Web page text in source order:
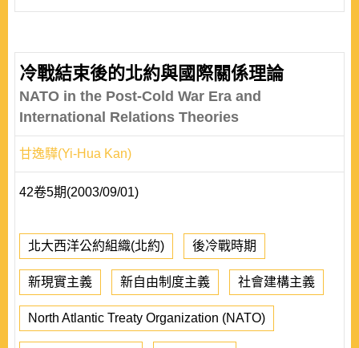
冷戰結束後的北約與國際關係理論
NATO in the Post-Cold War Era and
International Relations Theories
甘逸驊(Yi-Hua Kan)
42卷5期(2003/09/01)
北大西洋公約組織(北約) 後冷戰時期
新現實主義 新自由制度主義 社會建構主義
North Atlantic Treaty Organization (NATO)